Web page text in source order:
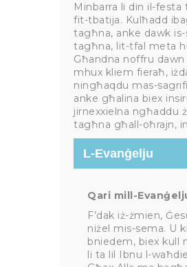
Minbarra li din il-festa
fit-tbatija. Kulħadd
tagħna, anke dawk
tagħna, lit-tfal meta
Għandna noffru
mhux kliem fieraħ,
ningħaqdu mas-
anke għalina biex
jirnexxielna ngħaddu
tagħna għall-oħrajn,
L-Evanġelju
Qari mill-
F’dak iż-żmien,
niżel mis-sema. U
bniedem, biex kull
li ta lil Ibnu l-